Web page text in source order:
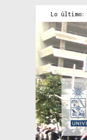
Lo último: